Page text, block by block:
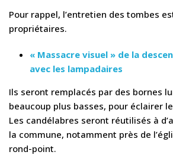
Pour rappel, l’entretien des tombes
propriétaires.
« Massacre visuel » de la
avec les lampadaires
Ils seront remplacés par des bornes
beaucoup plus basses, pour éclairer
Les candélabres seront réutilisés à
la commune, notamment près de
rond-point.